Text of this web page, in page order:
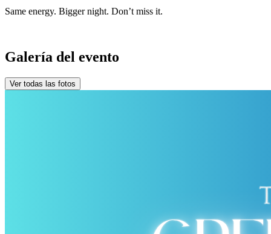
Same energy. Bigger night. Don’t miss it.
Galería del evento
Ver todas las fotos